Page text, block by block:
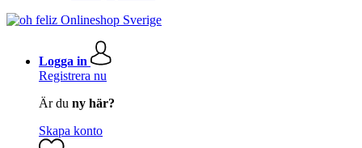
Logga in
Registrera nu
Är du ny här?
Skapa konto